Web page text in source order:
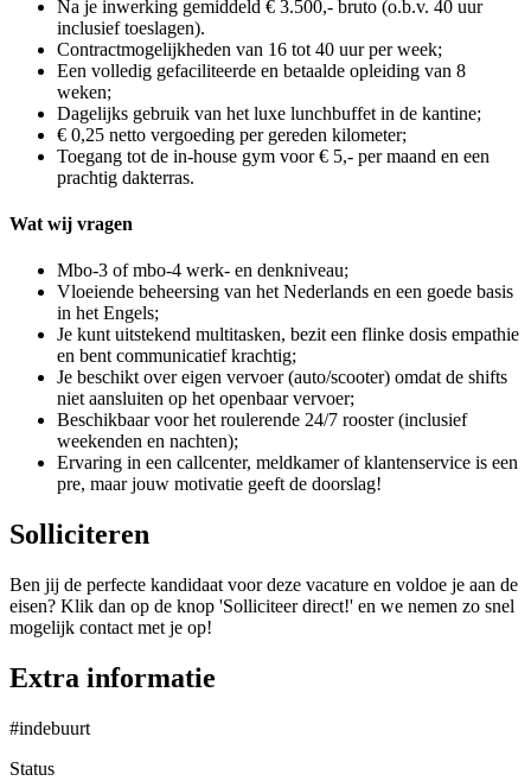
Na je inwerking gemiddeld € 3.500,- bruto (o.b.v. 40 uur
inclusief toeslagen).
Contractmogelijkheden van 16 tot 40 uur per week;
Een volledig gefaciliteerde en betaalde opleiding van 8
weken;
Dagelijks gebruik van het luxe lunchbuffet in de kantine;
€ 0,25 netto vergoeding per gereden kilometer;
Toegang tot de in-house gym voor € 5,- per maand en een
prachtig dakterras.
Wat wij vragen
Mbo-3 of mbo-4 werk- en denkniveau;
Vloeiende beheersing van het Nederlands en een goede basis
in het Engels;
Je kunt uitstekend multitasken, bezit een flinke dosis empathie
en bent communicatief krachtig;
Je beschikt over eigen vervoer (auto/scooter) omdat de shifts
niet aansluiten op het openbaar vervoer;
Beschikbaar voor het roulerende 24/7 rooster (inclusief
weekenden en nachten);
Ervaring in een callcenter, meldkamer of klantenservice is een
pre, maar jouw motivatie geeft de doorslag!
Solliciteren
Ben jij de perfecte kandidaat voor deze vacature en voldoe je aan de
eisen? Klik dan op de knop 'Solliciteer direct!' en we nemen zo snel
mogelijk contact met je op!
Extra informatie
#indebuurt
Status